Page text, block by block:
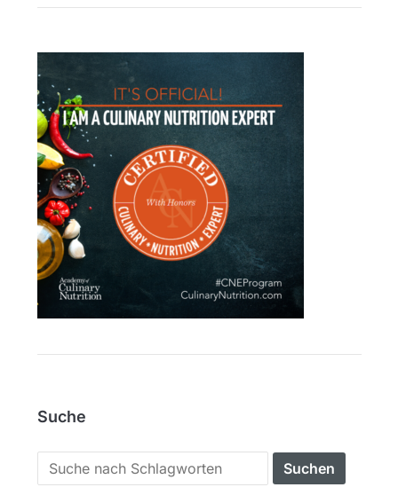
Suche
Search
for: